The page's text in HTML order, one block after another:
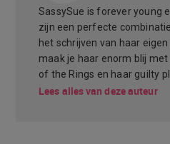
SassySue is forever young
zijn een perfecte
het schrijven van haar
maak je haar enorm blij
of the Rings en haar guilty
Lees alles van deze auteur